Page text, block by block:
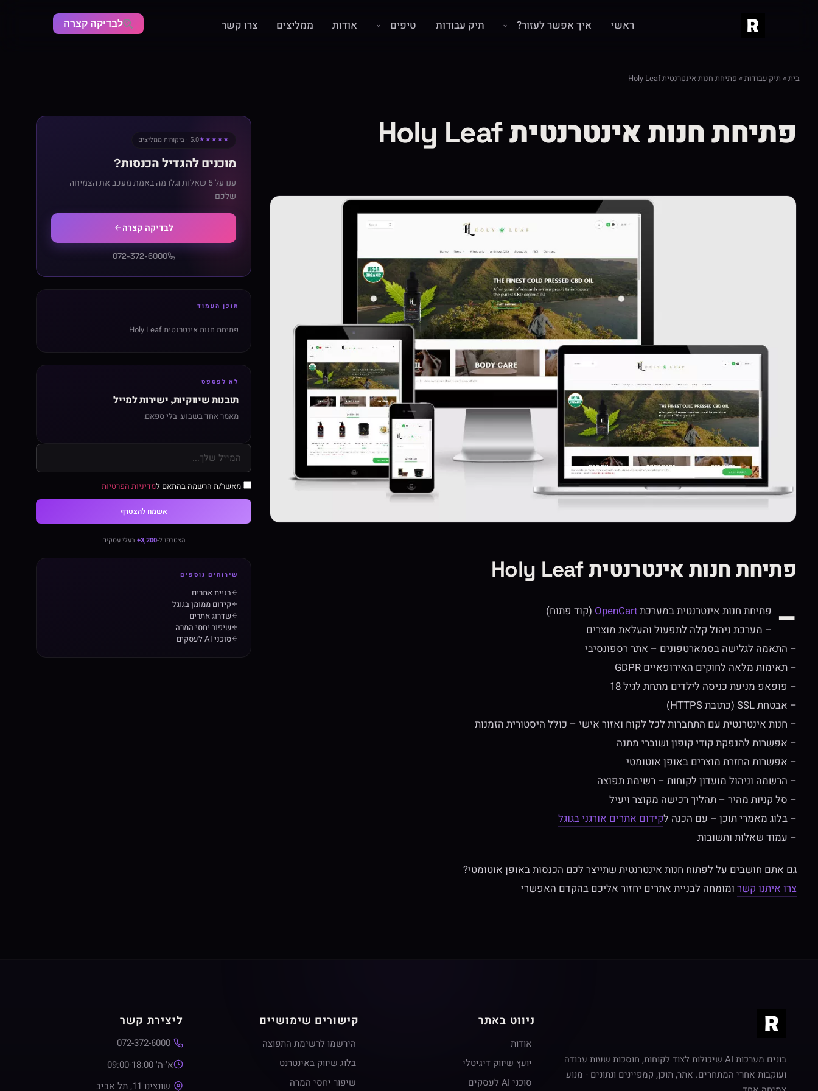
ראשי איך אפשר לעזור? תיק עבודות טיפים אודות ממליצים צרו קשר לבדיקה קצרה
בית » תיק עבודות » פתיחת חנות אינטרנטית Holy Leaf
פתיחת חנות אינטרנטית Holy Leaf
פתיחת חנות אינטרנטית Holy Leaf
– פתיחת חנות אינטרנטית במערכתOpenCart (קוד פתוח)
– מערכת ניהול קלה לתפעול והעלאת מוצרים
– התאמה לגלישה בסמארטפונים – אתר רספונסיבי
– תאימות מלאה לחוקים האירופאיים GDPR
– פופאפ מניעת כניסה לילדים מתחת לגיל 18
– אבטחת SSL (כתובת HTTPS)
– חנות אינטרנטית עם התחברות לכל לקוח ואזור אישי – כולל היסטורית הזמנות
– אפשרות להנפקת קודי קופון ושוברי מתנה
– אפשרות החזרת מוצרים באופן אוטומטי
– הרשמה וניהול מועדון לקוחות – רשימת תפוצה
– סל קניות מהיר – תהליך רכישה מקוצר ויעיל
– בלוג מאמרי תוכן – עם הכנה לקידום אתרים אורגני בגוגל
– עמוד שאלות ותשובות
גם אתם חושבים על לפתוח חנות אינטרנטית שתייצר לכם הכנסות באופן אוטומטי?
צרו איתנו קשר ומומחה לבניית אתרים יחזור אליכם בהקדם האפשרי
★★★★★5.0 · ביקורות ממליצים
מוכנים להגדיל הכנסות?
ענו על 5 שאלות וגלו מה באמת מעכב את הצמיחה
שלכם
לבדיקה קצרה
072-372-6000
תוכן העמוד
פתיחת חנות אינטרנטית Holy Leaf
לא לפספס
תובנות שיווקיות, ישירות למייל
מאמר אחד בשבוע. בלי ספאם.
מאשר/ת הרשמה בהתאם למדיניות הפרטיות
אשמח להצטרף
הצטרפו ל-3,200+ בעלי עסקים
שירותים נוספים
בניית אתרים
קידום ממומן בגוגל
שדרוג אתרים
שיפור יחסי המרה
סוכני AI לעסקים
בונים מערכות AI שיכולות לצוד לקוחות, חוסכות שעות עבודה
ועוקבות אחרי המתחרים. אתר, תוכן, קמפיינים ונתונים - מנוע
ניווט באתר
אודות
יועץ שיווק דיגיטלי
סוכני AI לעסקים
קישורים שימושיים
הירשמו לרשימת התפוצה
בלוג שיווק באינטרנט
שיפור יחסי המרה
ליצירת קשר
072-372-6000
א'-ה' 09:00-18:00
שונצינו 11, תל אביב